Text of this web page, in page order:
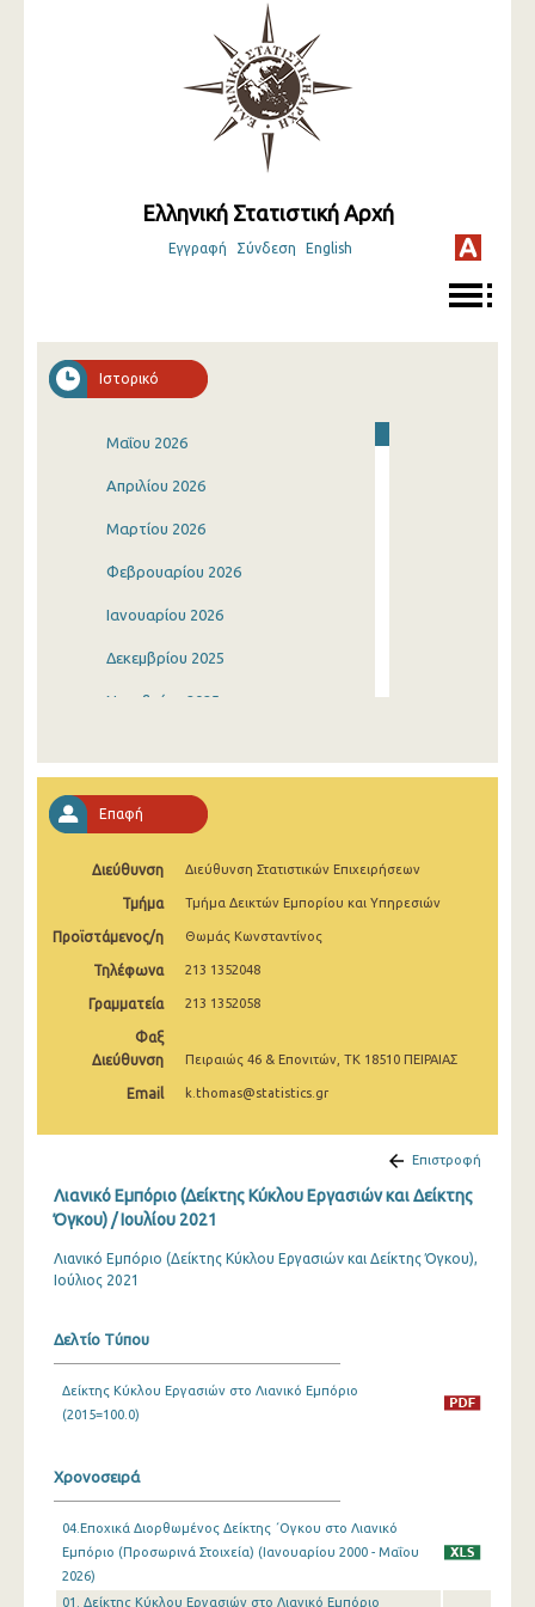
Ελληνική Στατιστική Αρχή
Εγγραφή Σύνδεση English
Ιστορικό
Μαΐου 2026
Απριλίου 2026
Μαρτίου 2026
Φεβρουαρίου 2026
Ιανουαρίου 2026
Δεκεμβρίου 2025
Νοεμβρίου 2025
Αυγούστου 2025
Ιουλίου 2025
Ιουνίου 2025
Μαΐου 2025
Απριλίου 2025
Μαρτίου 2025
Φεβρουαρίου 2025
Ιανουαρίου 2025
Νοεμβρίου 2024
Οκτωβρίου 2024
Αυγούστου 2024
Ιουλίου 2024
Μαΐου 2024
Απριλίου 2024
Μαρτίου 2024
Επαφή
Διεύθυνση Διεύθυνση Στατιστικών Επιχειρήσεων
Τμήμα Τμήμα Δεικτών Εμπορίου και Υπηρεσιών
Προϊστάμενος/η Θωμάς Κωνσταντίνος
Τηλέφωνα 213 1352048
Γραμματεία 213 1352058
Φαξ
Διεύθυνση
Πειραιώς 46 & Επονιτών, ΤΚ 18510 ΠΕΙΡΑΙΑΣ
Email k.thomas@statistics.gr
Επιστροφή
Λιανικό Εμπόριο (Δείκτης Κύκλου Εργασιών και Δείκτης
Όγκου) / Ιουλίου 2021
Λιανικό Εμπόριο (Δείκτης Κύκλου Εργασιών και Δείκτης Όγκου),
Ιούλιος 2021
Δελτίο Τύπου
Δείκτης Κύκλου Εργασιών στο Λιανικό Εμπόριο
(2015=100.0)
Χρονοσειρά
04.Εποχικά Διορθωμένος Δείκτης ΄Ογκου στο Λιανικό
Εμπόριο (Προσωρινά Στοιχεία) (Ιανουαρίου 2000 - Μαΐου
2026)
01. Δείκτης Κύκλου Εργασιών στο Λιανικό Εμπόριο